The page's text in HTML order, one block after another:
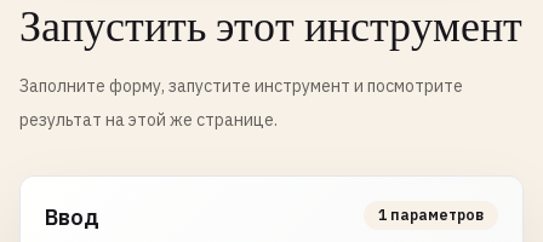
Запустить этот инструмент
Заполните форму, запустите инструмент и посмотрите
результат на этой же странице.
Ввод 1 параметров